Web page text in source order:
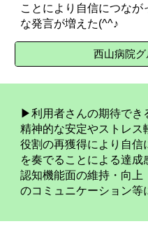
ことにより自信につな
な発言が増えた(^^♪
西山病院
▶利用者さんの期待でき
精神的な安定やストレ
役割の再獲得により自信
を奏でることによる達
認知機能面の維持・向上
のコミュニケーション等